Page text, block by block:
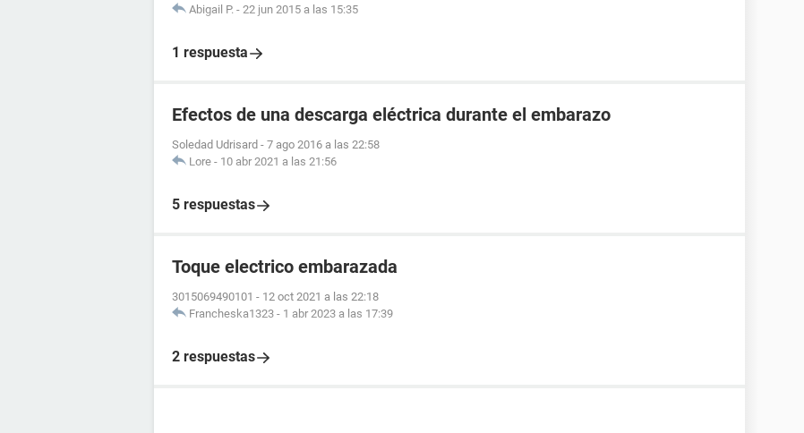
Abigail P. - 22 jun 2015 a las 15:35
1 respuesta
Efectos de una descarga eléctrica durante el embarazo
Soledad Udrisard - 7 ago 2016 a las 22:58
Lore - 10 abr 2021 a las 21:56
5 respuestas
Toque electrico embarazada
3015069490101 - 12 oct 2021 a las 22:18
Francheska1323 - 1 abr 2023 a las 17:39
2 respuestas